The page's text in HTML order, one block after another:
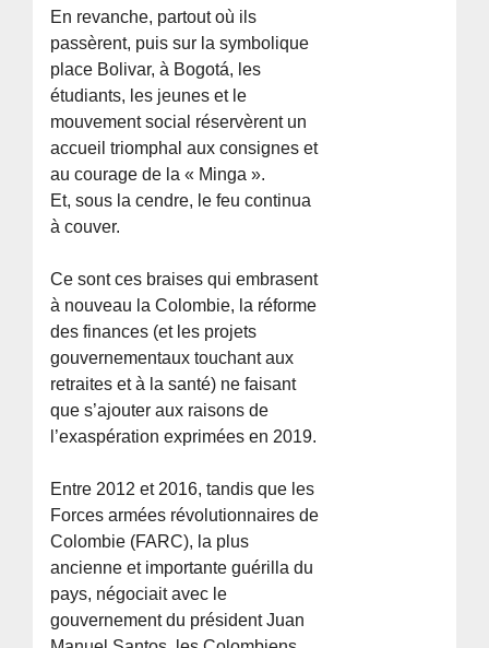
En revanche, partout où ils
passèrent, puis sur la symbolique
place Bolivar, à Bogotá, les
étudiants, les jeunes et le
mouvement social réservèrent un
accueil triomphal aux consignes et
au courage de la « Minga ».
Et, sous la cendre, le feu continua
à couver.
Ce sont ces braises qui embrasent
à nouveau la Colombie, la réforme
des finances (et les projets
gouvernementaux touchant aux
retraites et à la santé) ne faisant
que s’ajouter aux raisons de
l’exaspération exprimées en 2019.
Entre 2012 et 2016, tandis que les
Forces armées révolutionnaires de
Colombie (FARC), la plus
ancienne et importante guérilla du
pays, négociait avec le
gouvernement du président Juan